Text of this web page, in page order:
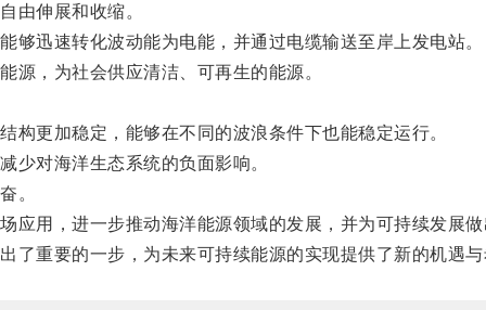
伸展和收缩。
迅速转化波动能为电能，并通过电缆输送至岸上发电站。
，为社会供应清洁、可再生的能源。
更加稳定，能够在不同的波浪条件下也能稳定运行。
对海洋生态系统的负面影响。
。
用，进一步推动海洋能源领域的发展，并为可持续发展做
重要的一步，为未来可持续能源的实现提供了新的机遇与